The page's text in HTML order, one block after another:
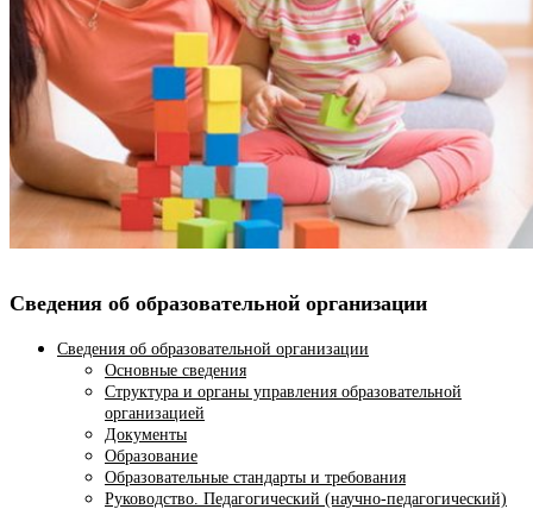
Сведения об образовательной организации
Сведения об образовательной организации
Основные сведения
Структура и органы управления образовательной
организацией
Документы
Образование
Образовательные стандарты и требования
Руководство. Педагогический (научно-педагогический)